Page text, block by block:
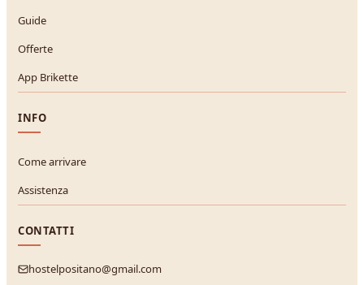
Guide
Offerte
App Brikette
INFO
Come arrivare
Assistenza
CONTATTI
hostelpositano@gmail.com